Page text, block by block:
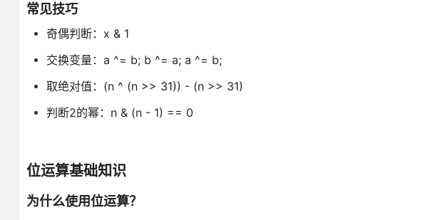
常见技巧
奇偶判断：x & 1
交换变量：a ^= b; b ^= a; a ^= b;
取绝对值：(n ^ (n >> 31)) - (n >> 31)
判断2的幂：n & (n - 1) == 0
位运算基础知识
为什么使用位运算？